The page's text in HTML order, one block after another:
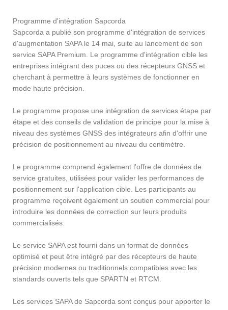
Programme d'intégration Sapcorda
Sapcorda a publié son programme d'intégration de services
d'augmentation SAPA le 14 mai, suite au lancement de son
service SAPA Premium. Le programme d'intégration cible les
entreprises intégrant des puces ou des récepteurs GNSS et
cherchant à permettre à leurs systèmes de fonctionner en
mode haute précision.
Le programme propose une intégration de services étape par
étape et des conseils de validation de principe pour la mise à
niveau des systèmes GNSS des intégrateurs afin d'offrir une
précision de positionnement au niveau du centimètre.
Le programme comprend également l'offre de données de
service gratuites, utilisées pour valider les performances de
positionnement sur l'application cible. Les participants au
programme reçoivent également un soutien commercial pour
introduire les données de correction sur leurs produits
commercialisés.
Le service SAPA est fourni dans un format de données
optimisé et peut être intégré par des récepteurs de haute
précision modernes ou traditionnels compatibles avec les
standards ouverts tels que SPARTN et RTCM.
Les services SAPA de Sapcorda sont conçus pour apporter le